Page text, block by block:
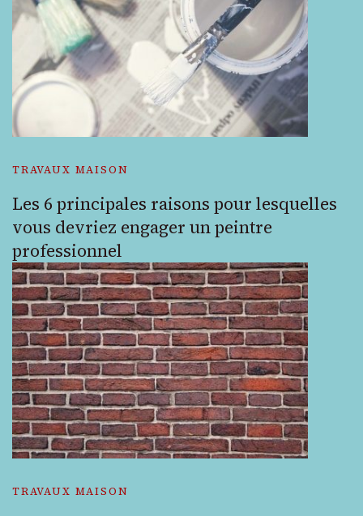
TRAVAUX MAISON
Les 6 principales raisons pour lesquelles
vous devriez engager un peintre
professionnel
TRAVAUX MAISON